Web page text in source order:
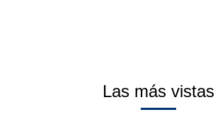
Las más vistas